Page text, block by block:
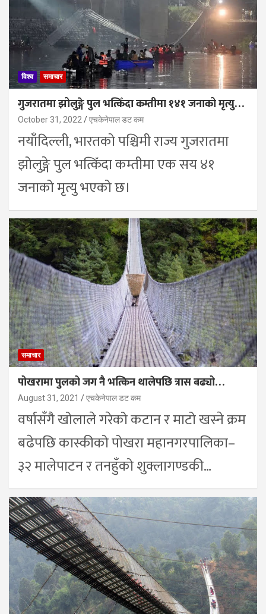
विश्व समाचार
गुजरातमा झोलुङ्गे पुल भत्किँदा कम्तीमा १४१ जनाको मृत्यु…
October 31, 2022 एचकेनेपाल डट कम
नयाँदिल्ली, भारतको पश्चिमी राज्य गुजरातमा
झोलुङ्गे पुल भत्किँदा कम्तीमा एक सय ४१
जनाको मृत्यु भएको छ।
समाचार
पोखरामा पुलको जग नै भत्किन थालेपछि त्रास बढ्यो…
August 31, 2021 एचकेनेपाल डट कम
वर्षासँगै खोलाले गरेको कटान र माटो खस्ने क्रम
बढेपछि कास्कीको पोखरा महानगरपालिका–
३२ मालेपाटन र तनहुँको शुक्लागण्डकी…